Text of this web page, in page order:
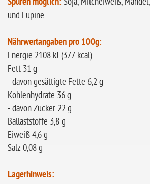
und Lupine.
Nährwertangaben pro 100g:
Energie 2108 kJ (377 kcal)
Fett 31 g
- davon gesättigte Fette 6,2 g
Kohlenhydrate 36 g
- davon Zucker 22 g
Ballaststoffe 3,8 g
Eiweiß 4,6 g
Salz 0,08 g
Lagerhinweis: